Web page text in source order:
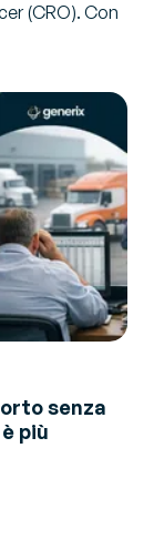
(CRO). Con
senza
più